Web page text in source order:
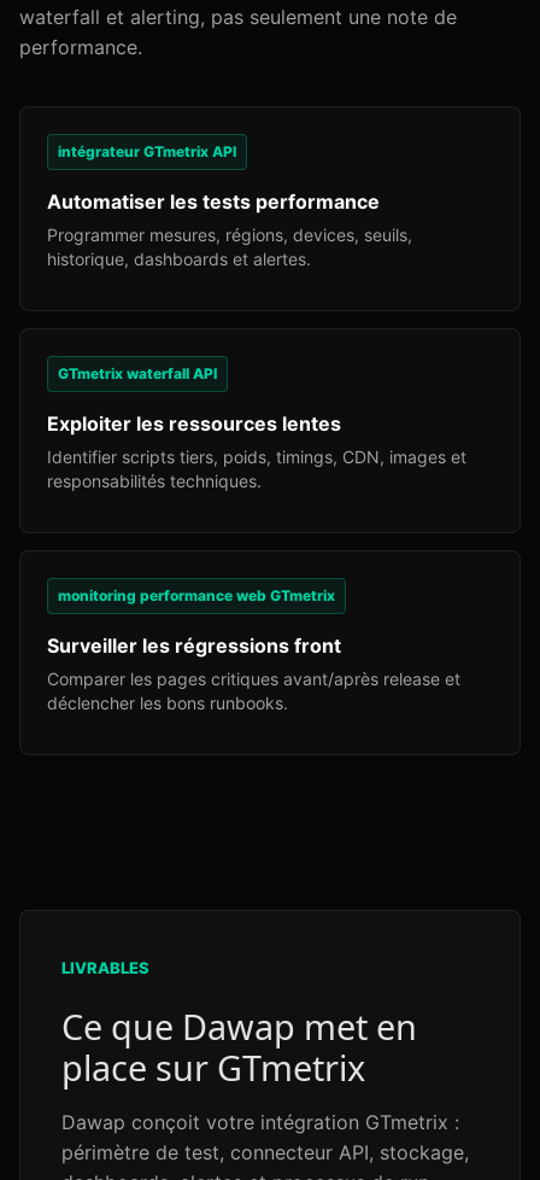
waterfall et alerting, pas seulement une note de
performance.
intégrateur GTmetrix API
Automatiser les tests performance
Programmer mesures, régions, devices, seuils,
historique, dashboards et alertes.
GTmetrix waterfall API
Exploiter les ressources lentes
Identifier scripts tiers, poids, timings, CDN, images et
responsabilités techniques.
monitoring performance web GTmetrix
Surveiller les régressions front
Comparer les pages critiques avant/après release et
déclencher les bons runbooks.
LIVRABLES
Ce que Dawap met en
place sur GTmetrix
Dawap conçoit votre intégration GTmetrix :
périmètre de test, connecteur API, stockage,